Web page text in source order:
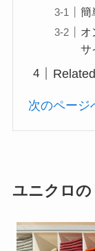
簡
オ
サ
次のページ
ユニクロの